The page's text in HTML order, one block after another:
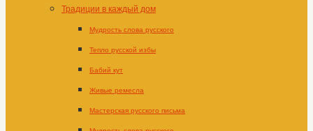
Традиции в каждый дом
Мудрость слова русского
Тепло русской избы
Бабий кут
Живые ремесла
Мастерская русского письма